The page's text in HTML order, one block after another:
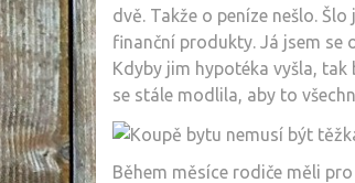
dvě. Takže o peníze nešlo.
finanční produkty. Já jsem se
Kdyby jim hypotéka vyšla,
se stále modlila, aby to
Během měsíce rodiče měli